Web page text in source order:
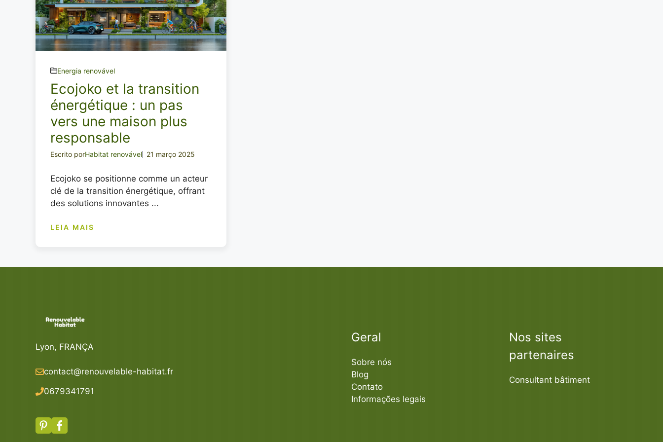
Energia renovável
Ecojoko et la transition
énergétique : un pas
vers une maison plus
responsable
Escrito porHabitat renovável 21 março 2025
Ecojoko se positionne comme un acteur
clé de la transition énergétique, offrant
des solutions innovantes ...
LEIA MAIS
Lyon, FRANÇA
contact@renouvelable-habitat.fr
0679341791
Geral
Sobre nós
Blog
Contato
Informações legais
Nos sites
partenaires
Consultant bâtiment